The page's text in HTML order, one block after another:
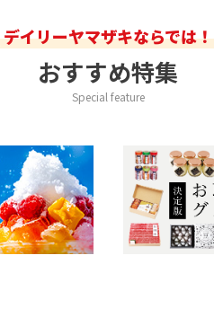
デイリーヤマザキならでは！
おすすめ特集
Special feature